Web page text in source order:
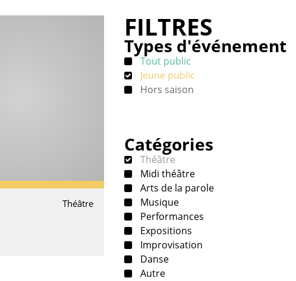
Théâtre
FILTRES
Types d'événement
Tout public
Jeune public
Hors saison
Catégories
Théâtre
Midi théâtre
Arts de la parole
Musique
Performances
Expositions
Improvisation
Danse
Autre